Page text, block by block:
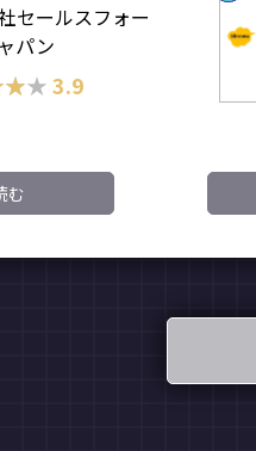
セールスフォー
パン
3.9
む